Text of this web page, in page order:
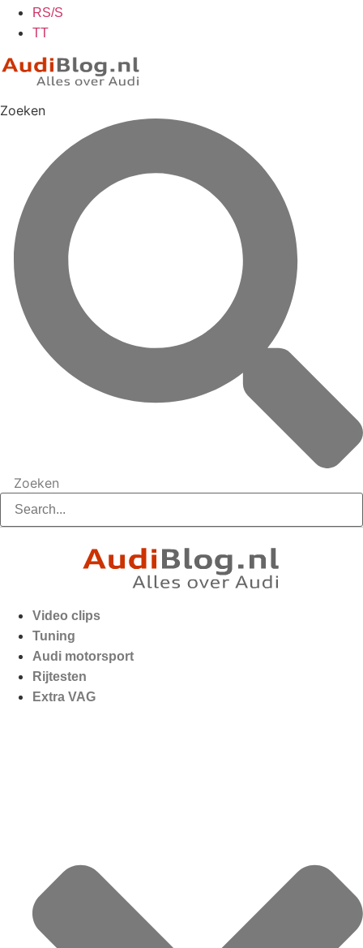
RS/S
TT
Zoeken
Zoeken
Video clips
Tuning
Audi motorsport
Rijtesten
Extra VAG